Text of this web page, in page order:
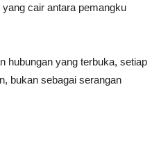
cair antara pemangku
hubungan yang terbuka, setiap
bukan sebagai serangan